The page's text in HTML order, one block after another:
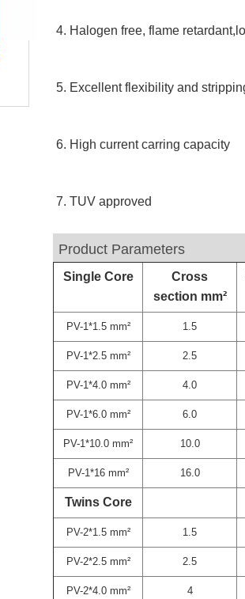
4. Halogen free, flame
5. Excellent flexibility and
6. High current carring capacity
7. TUV approved
Product Parameters
Single Core
Cross
section mm²
PV-1*1.5 mm² 1.5
PV-1*2.5 mm² 2.5
PV-1*4.0 mm² 4.0
PV-1*6.0 mm² 6.0
PV-1*10.0 mm² 10.0
PV-1*16 mm² 16.0
Twins Core
PV-2*1.5 mm² 1.5
PV-2*2.5 mm² 2.5
PV-2*4.0 mm² 4